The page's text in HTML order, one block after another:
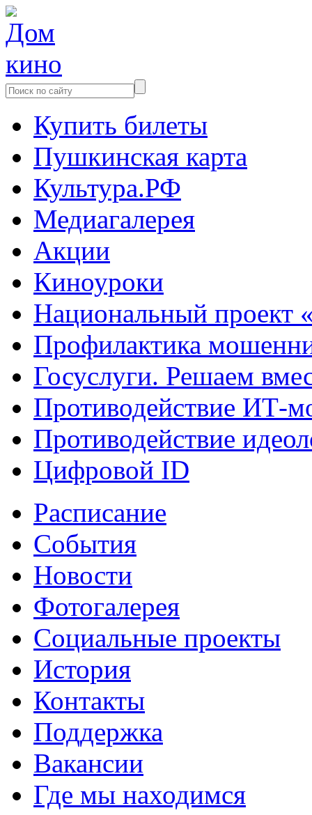
Купить билеты
Пушкинская карта
Культура.РФ
Медиагалерея
Акции
Киноуроки
Национальный проект
Профилактика
Госуслуги. Решаем
Противодействие ИТ-
Противодействие
Цифровой ID
Расписание
События
Новости
Фотогалерея
Социальные проекты
История
Контакты
Поддержка
Вакансии
Где мы находимся